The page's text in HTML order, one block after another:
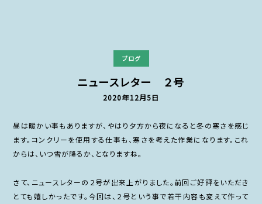
ブログ
ニュースレター ２号
2020年12月5日
昼は暖かい事もありますが、やはり夕方から夜になると冬の寒さを感じ
ます。コンクリーを使用する仕事も、寒さを考えた作業になります。これ
からは、いつ雪が降るか、となりますね。
さて、ニュースレターの２号が出来上がりました。前回ご好評をいただき
とても嬉しかったです。今回は、２号という事で若干内容も変えて作って